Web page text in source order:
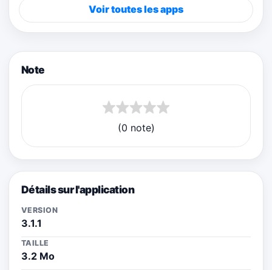
Voir toutes les apps
Note
(0 note)
Détails sur l'application
VERSION
3.1.1
TAILLE
3.2 Mo